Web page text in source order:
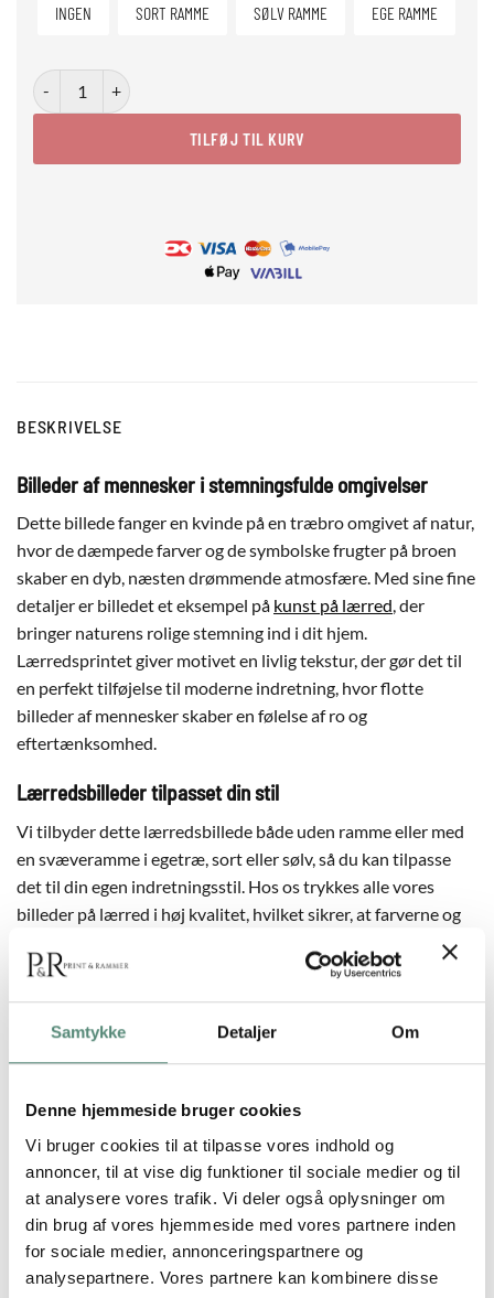
Samtykke Detaljer Om
Denne hjemmeside bruger cookies
Vi bruger cookies til at tilpasse vores indhold og
annoncer, til at vise dig funktioner til sociale medier og til
at analysere vores trafik. Vi deler også oplysninger om
din brug af vores hjemmeside med vores partnere inden
for sociale medier, annonceringspartnere og
analysepartnere. Vores partnere kan kombinere disse
INGEN SORT RAMME SØLV RAMME EGE RAMME
Pineapple Promenade antal
TILFØJ TIL KURV
BESKRIVELSE
Billeder af mennesker i stemningsfulde omgivelser
Dette billede fanger en kvinde på en træbro omgivet af natur,
hvor de dæmpede farver og de symbolske frugter på broen
skaber en dyb, næsten drømmende atmosfære. Med sine fine
detaljer er billedet et eksempel på kunst på lærred, der
bringer naturens rolige stemning ind i dit hjem.
Lærredsprintet giver motivet en livlig tekstur, der gør det til
en perfekt tilføjelse til moderne indretning, hvor flotte
billeder af mennesker skaber en følelse af ro og
eftertænksomhed.
Lærredsbilleder tilpasset din stil
Vi tilbyder dette lærredsbillede både uden ramme eller med
en svæveramme i egetræ, sort eller sølv, så du kan tilpasse
det til din egen indretningsstil. Hos os trykkes alle vores
billeder på lærred i høj kvalitet, hvilket sikrer, at farverne og
billede, der kan bringe både natur og menneskelighed
oplagt valg til din væg.
YDERLIGERE INFORMATION
STØRRELSE
60×80 cm., 70×100 cm., 90×120 cm., 100×140
cm.